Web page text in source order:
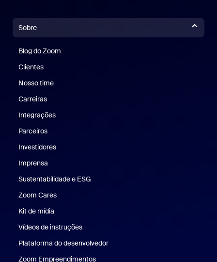
Sobre
Blog do Zoom
Clientes
Nosso time
Carreiras
Integrações
Parceiros
Investidores
Imprensa
Sustentabilidade e ESG
Zoom Cares
Kit de mídia
Vídeos de instruções
Plataforma do desenvolvedor
Zoom Empreendimentos